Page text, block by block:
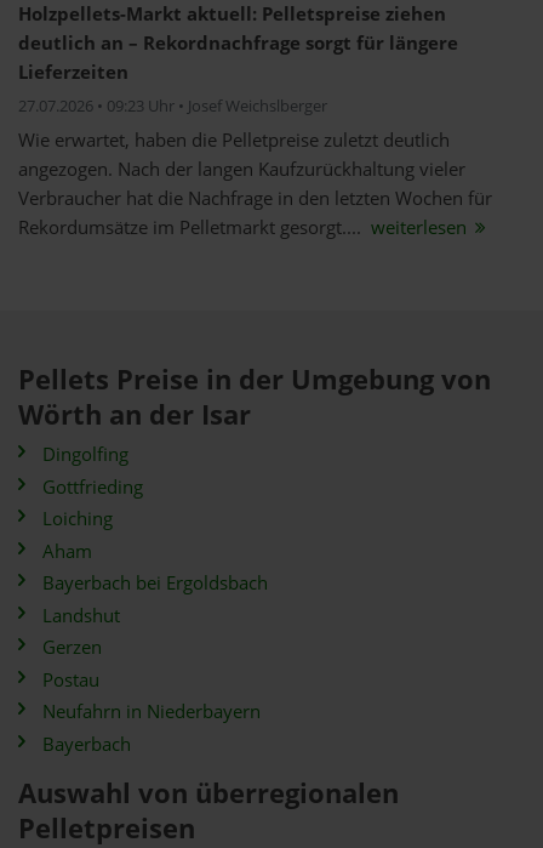
Holzpellets-Markt aktuell: Pelletspreise ziehen
deutlich an – Rekordnachfrage sorgt für längere
Lieferzeiten
27.07.2026 • 09:23 Uhr • Josef Weichslberger
Wie erwartet, haben die Pelletpreise zuletzt deutlich
angezogen. Nach der langen Kaufzurückhaltung vieler
Verbraucher hat die Nachfrage in den letzten Wochen für
Rekordumsätze im Pelletmarkt gesorgt.... weiterlesen
Pellets Preise in der Umgebung von
Wörth an der Isar
Dingolfing
Gottfrieding
Loiching
Aham
Bayerbach bei Ergoldsbach
Landshut
Gerzen
Postau
Neufahrn in Niederbayern
Bayerbach
Auswahl von überregionalen
Pelletpreisen